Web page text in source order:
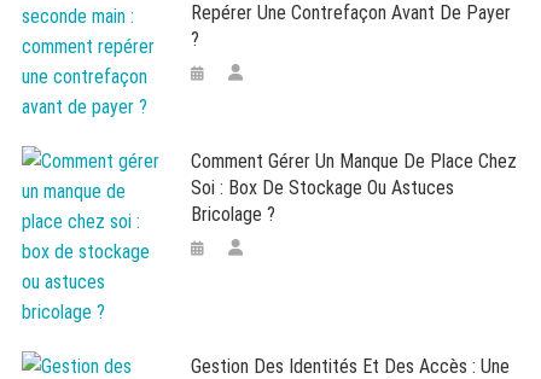
Repérer Une Contrefaçon Avant De Payer
?
Comment Gérer Un Manque De Place Chez
Soi : Box De Stockage Ou Astuces
Bricolage ?
Gestion Des Identités Et Des Accès : Une